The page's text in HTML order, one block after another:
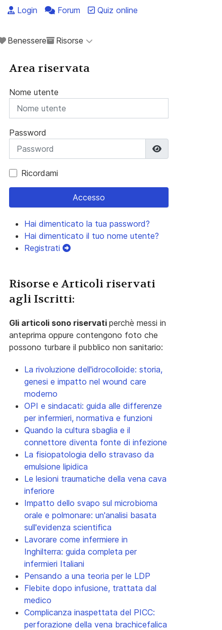
Login Forum Quiz online
Benessere Risorse
Area riservata
Nome utente
Password
Ricordami
Accesso
Hai dimenticato la tua password?
Hai dimenticato il tuo nome utente?
Registrati
Risorse e Articoli riservati
agli Iscritti:
Gli articoli sono riservati perchè messi in
anteprima oppure contengono foto che
possono turbare il pubblico non sanitario:
La rivoluzione dell'idrocolloide: storia,
genesi e impatto nel wound care
moderno
OPI e sindacati: guida alle differenze
per infermieri, normativa e funzioni
Quando la cultura sbaglia e il
connettore diventa fonte di infezione
La fisiopatologia dello stravaso da
emulsione lipidica
Le lesioni traumatiche della vena cava
inferiore
Impatto dello svapo sul microbioma
orale e polmonare: un'analisi basata
sull'evidenza scientifica
Lavorare come infermiere in
Inghilterra: guida completa per
infermieri Italiani
Pensando a una teoria per le LDP
Flebite dopo infusione, trattata dal
medico
Complicanza inaspettata del PICC:
perforazione della vena brachicefalica